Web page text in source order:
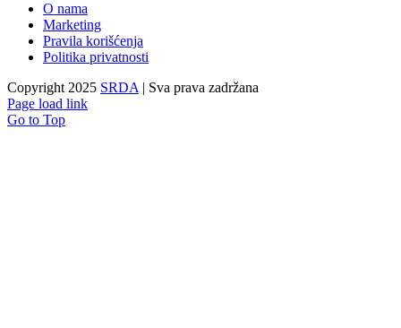
O nama
Marketing
Pravila korišćenja
Politika privatnosti
Copyright 2025 SRDA | Sva prava zadržana
Page load link
Go to Top